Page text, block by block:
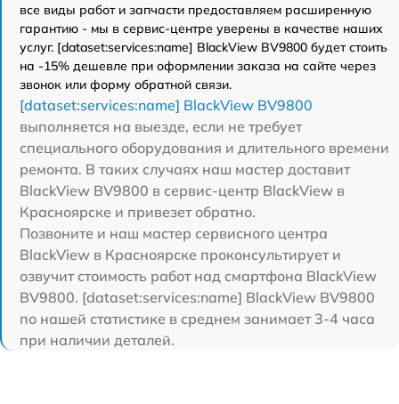
все виды работ и запчасти предоставляем расширенную
гарантию - мы в сервис-центре уверены в качестве наших
услуг. [dataset:services:name] BlackView BV9800 будет стоить
на -15% дешевле при оформлении заказа на сайте через
звонок или форму обратной связи.
[dataset:services:name] BlackView BV9800
выполняется на выезде, если не требует
специального оборудования и длительного времени
ремонта. В таких случаях наш мастер доставит
BlackView BV9800 в сервис-центр BlackView в
Красноярске и привезет обратно.
Позвоните и наш мастер сервисного центра
BlackView в Красноярске проконсультирует и
озвучит стоимость работ над смартфона BlackView
BV9800. [dataset:services:name] BlackView BV9800
по нашей статистике в среднем занимает 3-4 часа
при наличии деталей.